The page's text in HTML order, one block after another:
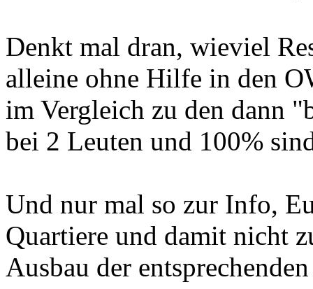
Denkt mal dran, wieviel
alleine ohne Hilfe in den
im Vergleich zu den dann
bei 2 Leuten und 100%
Und nur mal so zur Info,
Quartiere und damit nicht
Ausbau der